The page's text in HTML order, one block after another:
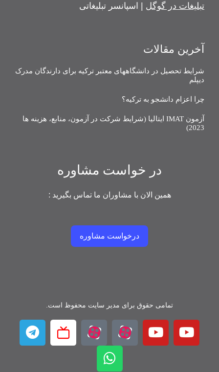
تبلیغات در گوگل | اسپانسر تبلیغاتی
آخرین مقالات
شرایط تحصیل در دانشگاههای معتبر ترکیه برای دارندگان مدرک
دیپلم
چرا اعزام دانشجو به ترکیه؟
آزمون IMAT ایتالیا (شرایط شرکت در آزمون، منابع، هزینه ها
2023)
در خواست مشاوره
همین الان با مشاوران ما تماس بگیرید :
درخواست مشاوره
تمامی حقوق برای مدیر سایت محفوظ است.